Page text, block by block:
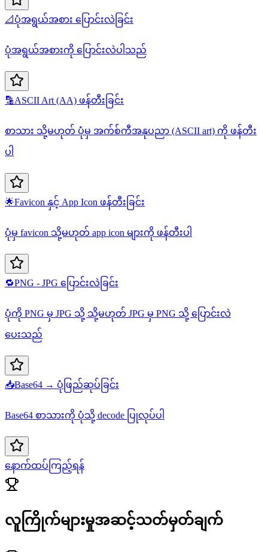
📐 ပုံအရွယ်အစား ပြောင်းလဲခြင်း
ပုံအရွယ်အစားကို ပြောင်းလဲပါသည်
🔡ASCII Art (AA) ဖန်တီးခြင်း
စာသား သို့မဟုတ် ပုံမှ အက်စ်ကီအနုပညာ (ASCII art) ကို ဖန်တီး
ပါ
🌟Favicon နှင့် App Icon ဖန်တီးခြင်း
ပုံမှ favicon သို့မဟုတ် app icon များကို ဖန်တီးပါ
🔁PNG - JPG ပြောင်းလဲခြင်း
ပုံကို PNG မှ JPG သို့ သို့မဟုတ် JPG မှ PNG သို့ ပြောင်းလဲ
ပေးသည်
📥Base64 → ပုံဖြည်ဆုပ်ခြင်း
Base64 စာသားကို ပုံသို့ decode ပြုလုပ်ပါ
နောက်ထပ်ကြည့်ရန်
လူကြိုက်များမှုအဆင့်သတ်မှတ်ချက်